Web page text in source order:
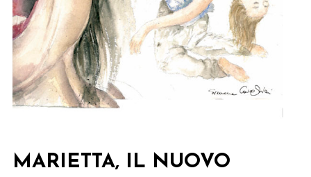
MARIETTA, IL NUOVO